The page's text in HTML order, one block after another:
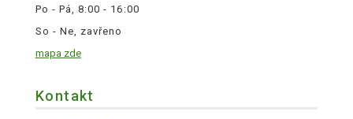
Po - Pá, 8:00 - 16:00
So - Ne, zavřeno
mapa zde
Kontakt